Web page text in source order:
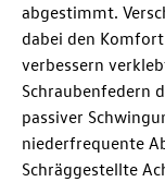
abgestimmt.
dabei den
verbessern
Schraubenfedern
passiver
niederfrequente
Schräggestellte